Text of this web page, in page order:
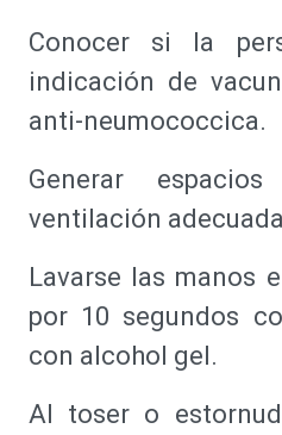
Conocer si la
indicación de
anti-neumococcica.
Generar
ventilación
Lavarse las manos
por 10 segundos
con alcohol gel.
Al toser o